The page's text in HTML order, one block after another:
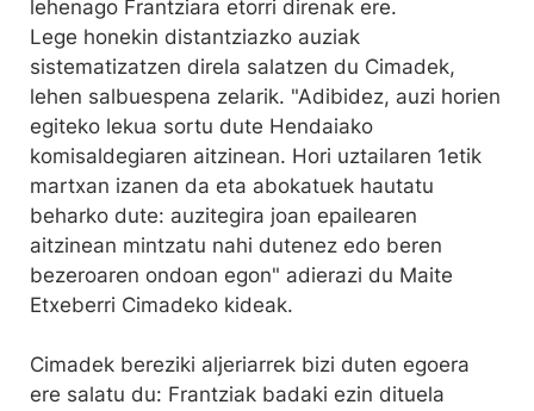
lehenago Frantziara etorri direnak ere.
Lege honekin distantziazko auziak
sistematizatzen direla salatzen du Cimadek,
lehen salbuespena zelarik. "Adibidez, auzi horien
egiteko lekua sortu dute Hendaiako
komisaldegiaren aitzinean. Hori uztailaren 1etik
martxan izanen da eta abokatuek hautatu
beharko dute: auzitegira joan epailearen
aitzinean mintzatu nahi dutenez edo beren
bezeroaren ondoan egon" adierazi du Maite
Etxeberri Cimadeko kideak.
Cimadek bereziki aljeriarrek bizi duten egoera
ere salatu du: Frantziak badaki ezin dituela